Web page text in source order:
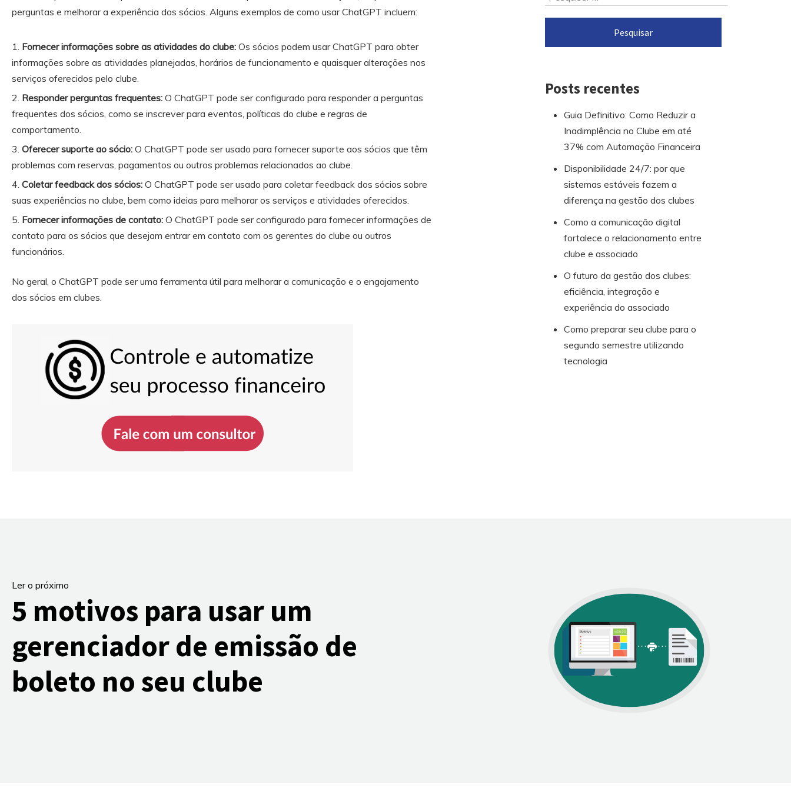
perguntas e melhorar a experiência dos sócios. Alguns exemplos de como usar ChatGPT incluem:
Fornecer informações sobre as atividades do clube: Os sócios podem usar ChatGPT para obter
informações sobre as atividades planejadas, horários de funcionamento e quaisquer alterações nos
serviços oferecidos pelo clube.
Responder perguntas frequentes: O ChatGPT pode ser configurado para responder a perguntas
frequentes dos sócios, como se inscrever para eventos, políticas do clube e regras de
comportamento.
Oferecer suporte ao sócio: O ChatGPT pode ser usado para fornecer suporte aos sócios que têm
problemas com reservas, pagamentos ou outros problemas relacionados ao clube.
Coletar feedback dos sócios: O ChatGPT pode ser usado para coletar feedback dos sócios sobre
suas experiências no clube, bem como ideias para melhorar os serviços e atividades oferecidos.
Fornecer informações de contato: O ChatGPT pode ser configurado para fornecer informações de
contato para os sócios que desejam entrar em contato com os gerentes do clube ou outros
funcionários.
No geral, o ChatGPT pode ser uma ferramenta útil para melhorar a comunicação e o engajamento
dos sócios em clubes.
Posts recentes
Guia Definitivo: Como Reduzir a
Inadimplência no Clube em até
37% com Automação Financeira
Disponibilidade 24/7: por que
sistemas estáveis fazem a
diferença na gestão dos clubes
Como a comunicação digital
fortalece o relacionamento entre
clube e associado
O futuro da gestão dos clubes:
eficiência, integração e
experiência do associado
Como preparar seu clube para o
segundo semestre utilizando
tecnologia
Ler o próximo
5 motivos para usar um
gerenciador de emissão de
boleto no seu clube